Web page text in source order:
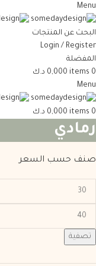
Menu
البحث عن المنتجات
Login / Register
المفضلة
0
items
0,000 د.ك
Menu
0
items
0,000 د.ك
رمادي
صنف حسب السعر
تصفية